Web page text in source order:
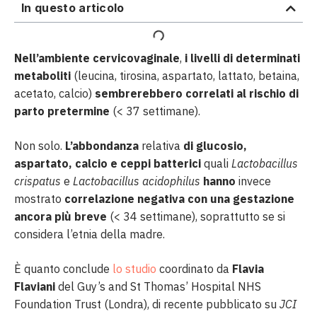
In questo articolo
Nell’ambiente cervicovaginale, i livelli di determinati
metaboliti (leucina, tirosina, aspartato, lattato, betaina,
acetato, calcio) sembrerebbero correlati al rischio di
parto pretermine (< 37 settimane).
Non solo. L’abbondanza relativa di glucosio,
aspartato, calcio e ceppi batterici quali Lactobacillus
crispatus e Lactobacillus acidophilus hanno invece
mostrato correlazione negativa con una gestazione
ancora più breve (< 34 settimane), soprattutto se si
considera l’etnia della madre.
È quanto conclude lo studio coordinato da Flavia
Flaviani del Guy’s and St Thomas’ Hospital NHS
Foundation Trust (Londra), di recente pubblicato su JCI